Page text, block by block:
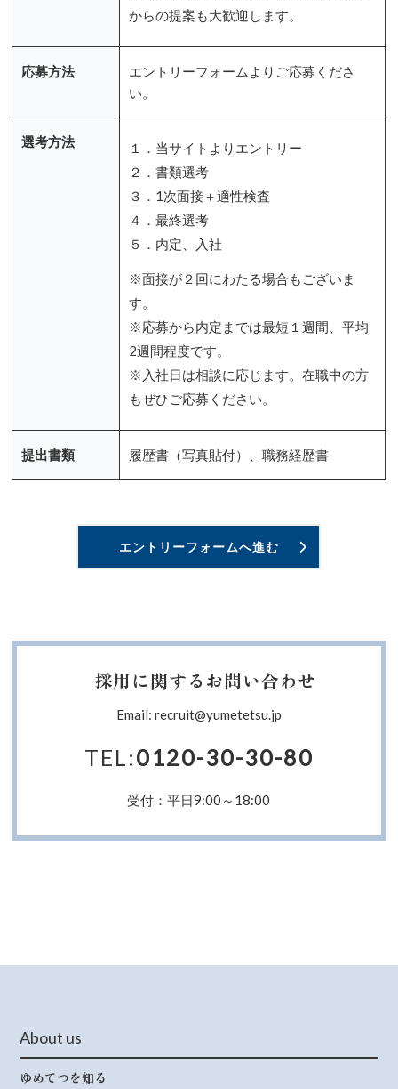
からの提案も大歓迎します。
応募方法
エントリーフォームよりご応募くださ
い。
選考方法
１．当サイトよりエントリー
２．書類選考
３．1次面接＋適性検査
４．最終選考
５．内定、入社
※面接が２回にわたる場合もございま
す。
※応募から内定までは最短１週間、平均
2週間程度です。
※入社日は相談に応じます。在職中の方
もぜひご応募ください。
提出書類 履歴書（写真貼付）、職務経歴書
エントリーフォームへ進む
採用に関するお問い合わせ
Email: recruit@yumetetsu.jp
TEL:0120-30-30-80
受付：平日9:00～18:00
About us
ゆめてつを知る